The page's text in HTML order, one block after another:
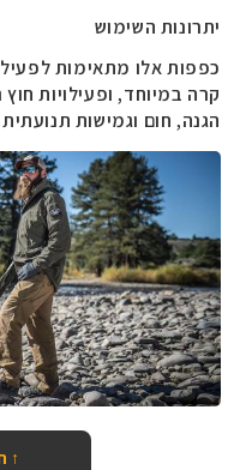
יתרונות השימוש
כפפות אלו מתאימות
קרה במיוחד, ופעילויות
הגנה, חום וגמישות
↑